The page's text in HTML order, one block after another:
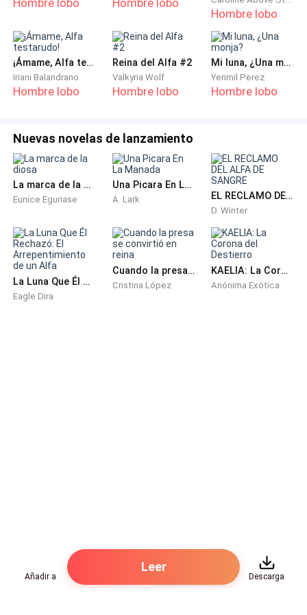
Hombre lobo Hombre lobo
Hombre lobo
¡Ámame, Alfa testarudo!
Iriani Balandrano
Hombre lobo
Reina del Alfa #2
Valkyria Wolf
Hombre lobo
Mi luna, ¿Una monja?
Yerimil Perez
Hombre lobo
Nuevas novelas de lanzamiento
La marca de la diosa
Eunice Eguriase
Una Picara En La Manada
A. Lark EL RECLAMO DEL ALFA DE SANGRE
D. Winter
La Luna Que Él Rechazó: El Arrepentimiento de un Alfa
Eagle Dira
Cuando la presa se convirtió en reina
Cristina López
KAELIA: La Corona del Destierro
Anónima Exótica
Añadir a
Leer
Descarga